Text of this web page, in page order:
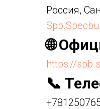
Россия,
🌐
https://
📞